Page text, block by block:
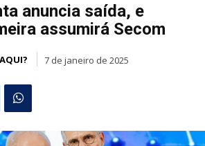
anuncia saída, e
assumirá Secom
7 de janeiro de 2025